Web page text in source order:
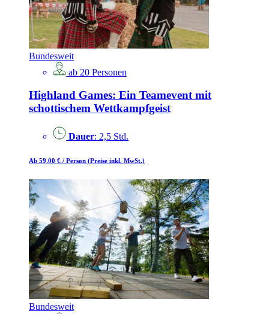
Bundesweit
ab 20 Personen
Highland Games: Ein Teamevent mit
schottischem Wettkampfgeist
Dauer: 2,5 Std.
Ab 59,00 € / Person (Preise inkl. MwSt.)
Bundesweit